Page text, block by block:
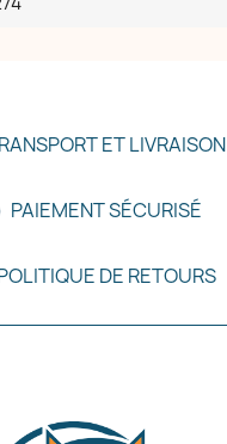
ET LIVRAISON
PAIEMENT SÉCURISÉ
DE RETOURS